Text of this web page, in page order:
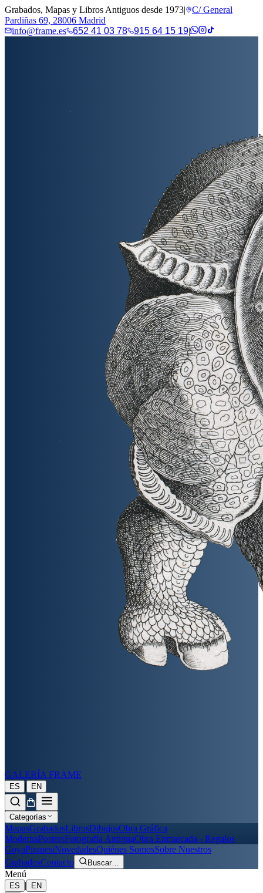
Grabados, Mapas y Libros Antiguos desde 1973|
C/ General
Pardiñas 69, 28006 Madrid
info@frame.es
652 41 03 78 915 64 15 19|
GALERÍA FRAME
ES | EN
Categorías
MapasGrabadosLibrosDibujosObra Gráfica
ModernaPostersFotografía AntiguaObra Enmarcada - Regalos
GoyaPiranesiNovedadesQuiénes SomosSobre Nuestros
GrabadosContacto Buscar…
Menú
ES |
EN